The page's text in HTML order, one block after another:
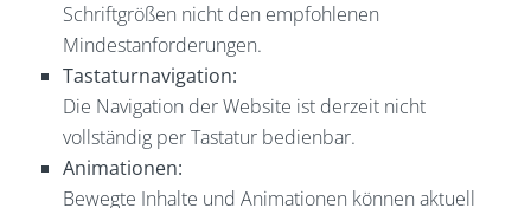
Schriftgrößen nicht den empfohlenen
Mindestanforderungen.
Tastaturnavigation:
Die Navigation der Website ist derzeit nicht
vollständig per Tastatur bedienbar.
Animationen:
Bewegte Inhalte und Animationen können aktuell